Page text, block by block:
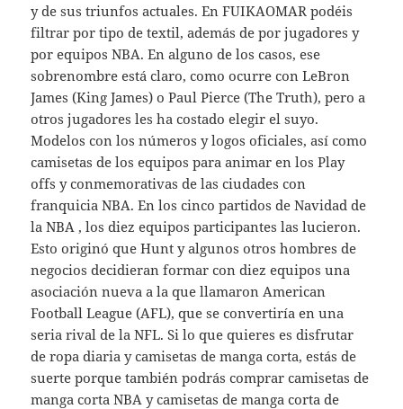
y de sus triunfos actuales. En FUIKAOMAR podéis
filtrar por tipo de textil, además de por jugadores y
por equipos NBA. En alguno de los casos, ese
sobrenombre está claro, como ocurre con LeBron
James (King James) o Paul Pierce (The Truth), pero a
otros jugadores les ha costado elegir el suyo.
Modelos con los números y logos oficiales, así como
camisetas de los equipos para animar en los Play
offs y conmemorativas de las ciudades con
franquicia NBA. En los cinco partidos de Navidad de
la NBA , los diez equipos participantes las lucieron.
Esto originó que Hunt y algunos otros hombres de
negocios decidieran formar con diez equipos una
asociación nueva a la que llamaron American
Football League (AFL), que se convertiría en una
seria rival de la NFL. Si lo que quieres es disfrutar
de ropa diaria y camisetas de manga corta, estás de
suerte porque también podrás comprar camisetas de
manga corta NBA y camisetas de manga corta de